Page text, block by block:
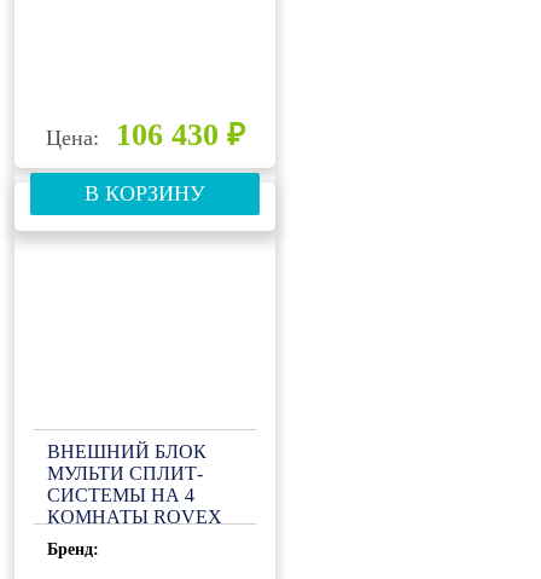
Цена: 106 430 ₽
В КОРЗИНУ
ВНЕШНИЙ БЛОК
МУЛЬТИ СПЛИТ-
СИСТЕМЫ НА 4
КОМНАТЫ ROVEX
4M36UIHA1
Бренд: